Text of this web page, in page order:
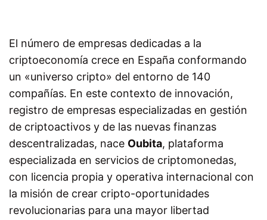
El número de empresas dedicadas a la
criptoeconomía crece en España conformando
un «universo cripto» del entorno de 140
compañías. En este contexto de innovación,
registro de empresas especializadas en gestión
de criptoactivos y de las nuevas finanzas
descentralizadas, nace Oubita, plataforma
especializada en servicios de criptomonedas,
con licencia propia y operativa internacional con
la misión de crear cripto-oportunidades
revolucionarias para una mayor libertad